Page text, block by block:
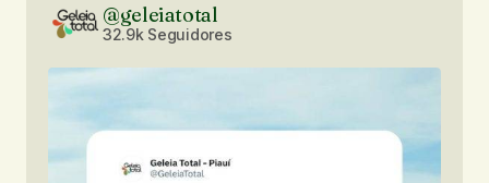
@geleiatotal
32.9k Seguidores